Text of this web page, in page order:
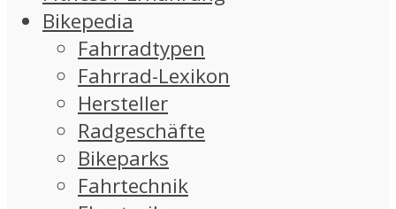
Bikepedia
Fahrradtypen
Fahrrad-Lexikon
Hersteller
Radgeschäfte
Bikeparks
Fahrtechnik